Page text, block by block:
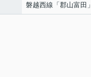
磐越西線 「郡山富田